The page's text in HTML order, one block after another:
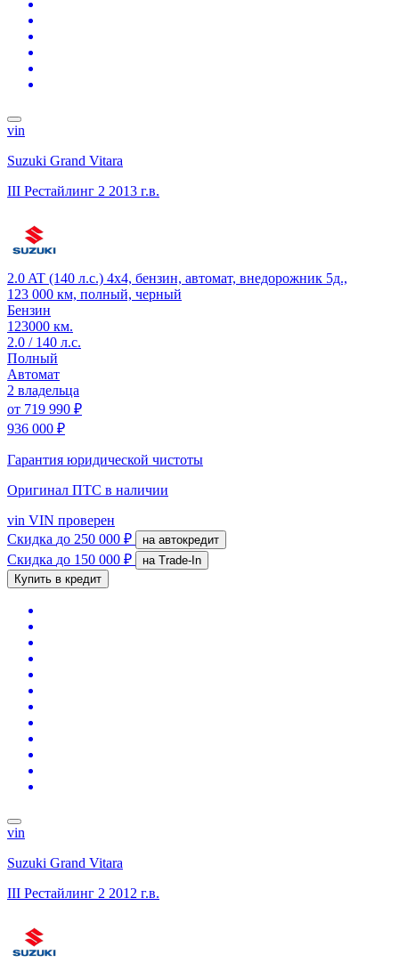
vin
Suzuki Grand Vitara
III Рестайлинг 2 2013 г.в.
2.0 AT (140 л.с.) 4x4, бензин, автомат, внедорожник 5д.,
123 000 км, полный, черный
Бензин
123000 км.
2.0 / 140 л.с.
Полный
Автомат
2 владельца
от 719 990 ₽
936 000 ₽
Гарантия юридической чистоты
Оригинал ПТС в наличии
vin VIN проверен
Скидка до 250 000 ₽ на автокредит
Скидка до 150 000 ₽
на Trade-In
Купить в кредит
vin
Suzuki Grand Vitara
III Рестайлинг 2 2012 г.в.